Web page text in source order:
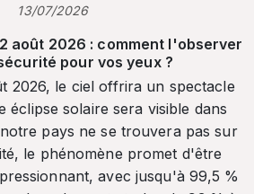
13/07/2026
août 2026 : comment l'observer
pour vos yeux ?
2026, le ciel offrira un spectacle
éclipse solaire sera visible dans
pays ne se trouvera pas sur
le phénomène promet d'être
avec jusqu'à 99,5 %